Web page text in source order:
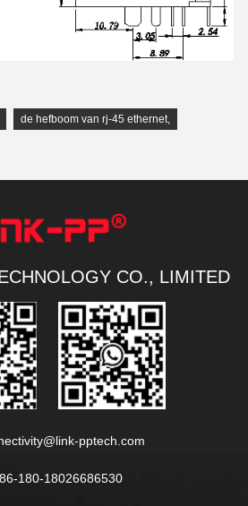
de hefboom van rj-45 ethernet,
CO., LIMITED
pptech.com
180-18026686530